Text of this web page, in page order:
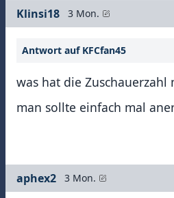
Klinsi18 3 Mon.
Antwort auf KFCfan45
was hat die
man sollte einfach mal
aphex2 3 Mon.